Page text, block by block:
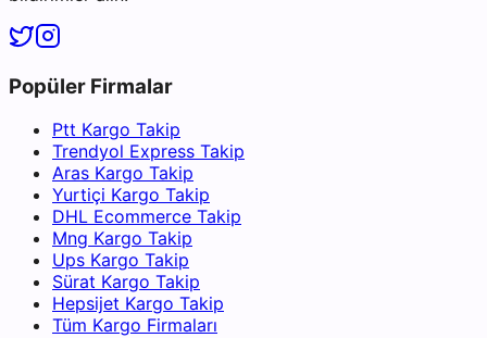
Popüler Firmalar
Ptt Kargo Takip
Trendyol Express Takip
Aras Kargo Takip
Yurtiçi Kargo Takip
DHL Ecommerce Takip
Mng Kargo Takip
Ups Kargo Takip
Sürat Kargo Takip
Hepsijet Kargo Takip
Tüm Kargo Firmaları